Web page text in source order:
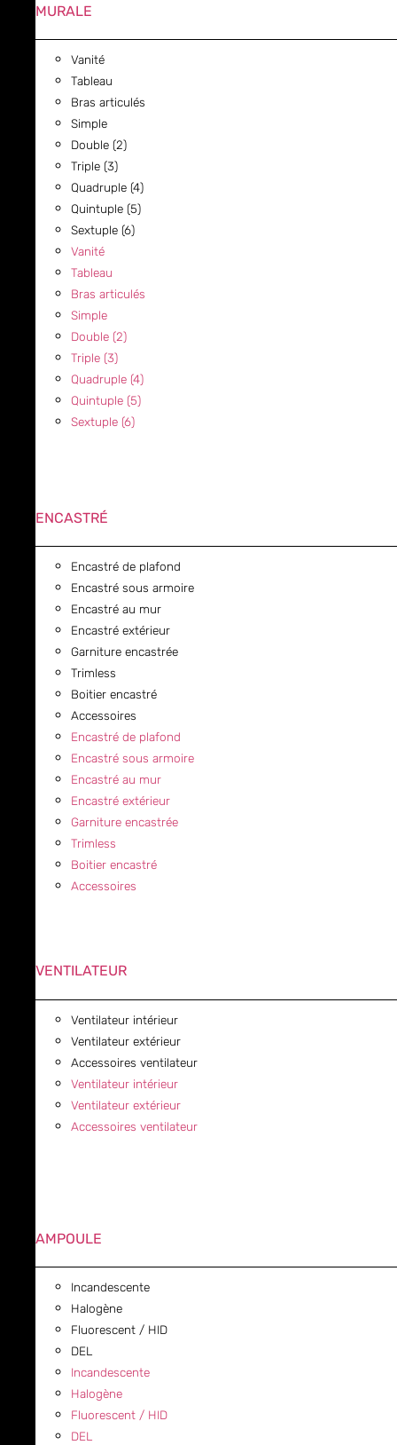
MURALE
Vanité
Tableau
Bras articulés
Simple
Double (2)
Triple (3)
Quadruple (4)
Quintuple (5)
Sextuple (6)
Vanité
Tableau
Bras articulés
Simple
Double (2)
Triple (3)
Quadruple (4)
Quintuple (5)
Sextuple (6)
ENCASTRÉ
Encastré de plafond
Encastré sous armoire
Encastré au mur
Encastré extérieur
Garniture encastrée
Trimless
Boitier encastré
Accessoires
Encastré de plafond
Encastré sous armoire
Encastré au mur
Encastré extérieur
Garniture encastrée
Trimless
Boitier encastré
Accessoires
VENTILATEUR
Ventilateur intérieur
Ventilateur extérieur
Accessoires ventilateur
Ventilateur intérieur
Ventilateur extérieur
Accessoires ventilateur
AMPOULE
Incandescente
Halogène
Fluorescent / HID
DEL
Incandescente
Halogène
Fluorescent / HID
DEL